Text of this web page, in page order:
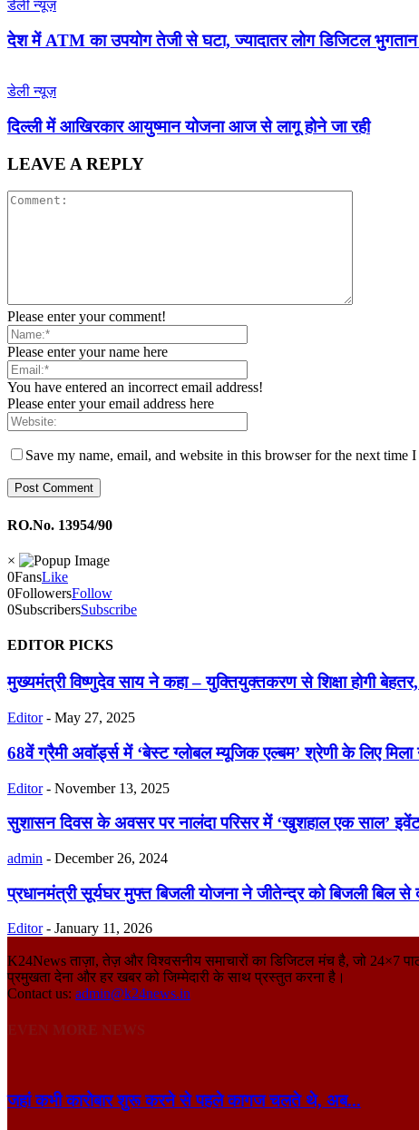
डेली न्यूज़
देश में ATM का उपयोग तेजी से घटा, ज्यादातर लोग डिजिटल
डेली न्यूज़
द‍िल्‍ली में आख‍िरकार आयुष्‍मान योजना आज से लागू होने जा रही
LEAVE A REPLY
Please enter your comment!
Please enter your name here
You have entered an incorrect email address!
Please enter your email address here
Save my name, email, and website in this browser for the next time I
RO.No. 13954/90
×
0FansLike
0FollowersFollow
0SubscribersSubscribe
EDITOR PICKS
मुख्यमंत्री विष्णुदेव साय ने कहा – युक्तियुक्तकरण से शिक्षा होगी
Editor - May 27, 2025
68वें ग्रैमी अवॉर्ड्स में ‘बेस्ट ग्लोबल म्यूजिक एल्बम’ श्रेणी के लिए मिला
Editor - November 13, 2025
सुशासन दिवस के अवसर पर नालंदा परिसर में ‘खुशहाल एक साल’
admin - December 26, 2024
प्रधानमंत्री सूर्यघर मुफ्त बिजली योजना ने जीतेन्द्र को बिजली बिल से
Editor - January 11, 2026
K24News ताज़ा, तेज़ और विश्वसनीय समाचारों का डिजिटल मंच है, जो 24×7
प्रमुखता देना और हर खबर को जिम्मेदारी के साथ प्रस्तुत करना है।
Contact us: admin@k24news.in
जहां कभी कारोबार शुरू करने से पहले कागज चलते थे, अब...